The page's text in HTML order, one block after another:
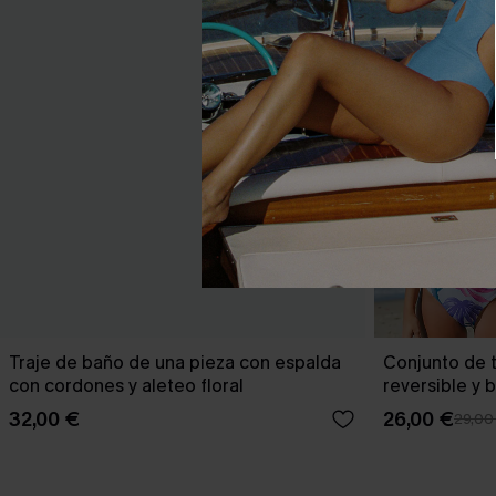
Traje de baño de una pieza con espalda
con cordones y aleteo floral
32,00 €
Conjunto de
reversible y
Escaping
26,00 €